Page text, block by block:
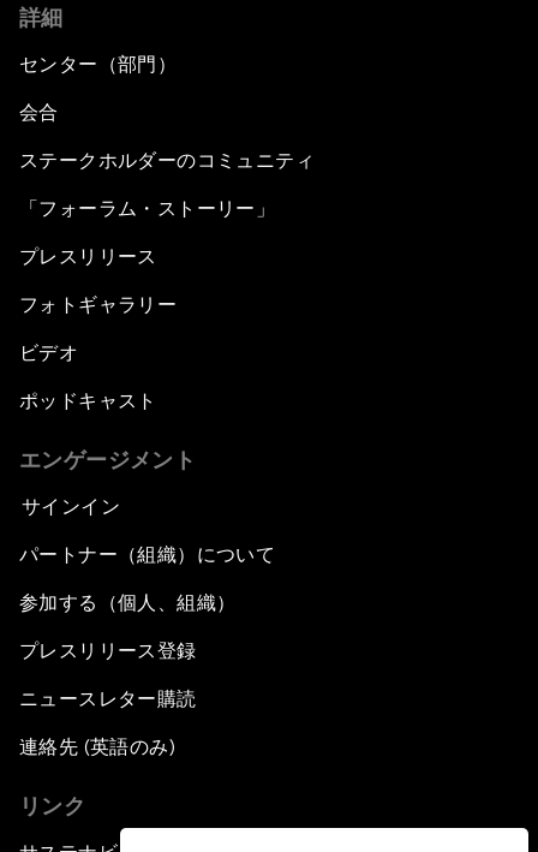
詳細
センター（部門）
会合
ステークホルダーのコミュニティ
「フォーラム・ストーリー」
プレスリリース
フォトギャラリー
ビデオ
ポッドキャスト
エンゲージメント
サインイン
パートナー（組織）について
参加する（個人、組織）
プレスリリース登録
ニュースレター購読
連絡先 (英語のみ)
リンク